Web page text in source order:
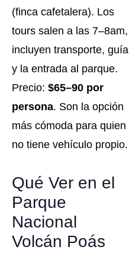
(finca cafetalera). Los
tours salen a las 7–8am,
incluyen transporte, guía
y la entrada al parque.
Precio: $65–90 por
persona. Son la opción
más cómoda para quien
no tiene vehículo propio.
Qué Ver en el
Parque
Nacional
Volcán Poás